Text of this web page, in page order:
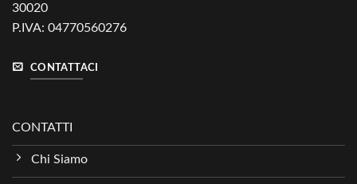
30020
P.IVA: 04770560276
CONTATTACI
CONTATTI
Chi Siamo